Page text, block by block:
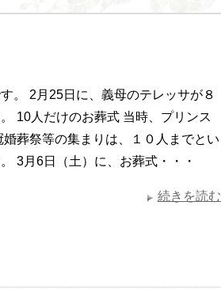
。 2月25日に、義母のテレッサが８
10人だけのお葬式 当時、プリンス
葬祭等の集まりは、１０人までとい
3月6日（土）に、お葬式・・・
続きを読む